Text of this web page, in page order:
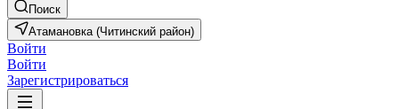
Поиск
Атамановка (Читинский район)
Войти
Войти
Зарегистрироваться